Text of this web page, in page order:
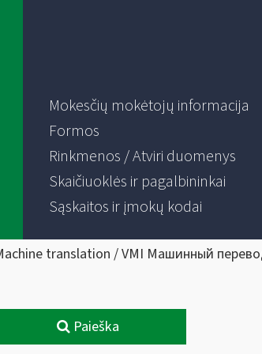
Mokesčių mokėtojų informacija
Formos
Rinkmenos / Atviri duomenys
Skaičiuoklės ir pagalbininkai
Sąskaitos ir įmokų kodai
translation / VMI Машинный
Paieška